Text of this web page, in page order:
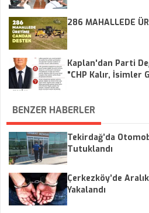
286 MAHALLEDE
Kaplan'dan Parti
"CHP Kalır, İsimler
BENZER HABERLER
Tekirdağ’da
Tutuklandı
Çerkezköy’de
Yakalandı